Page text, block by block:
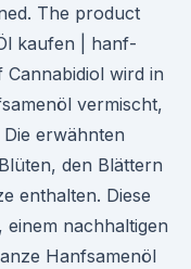
The product
kaufen | hanf-
wird in
vermischt,
erwähnten
den Blättern
enthalten. Diese
nachhaltigen
Hanfsamenöl